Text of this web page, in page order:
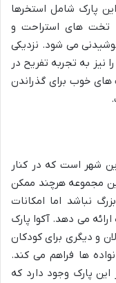
پارک شامل استخرها
تخت های استراحت و
می شود. نزدیکی
نیز به تجربه تفریح در
های خوب برای گذراندن
شهر است که در کنار
مجموعه هرچند ممکن
نباشد اما امکانات
می دهد. آکوا پارک
و دیگری برای کودکان
ها فراهم می کند.
این پارک وجود دارد که